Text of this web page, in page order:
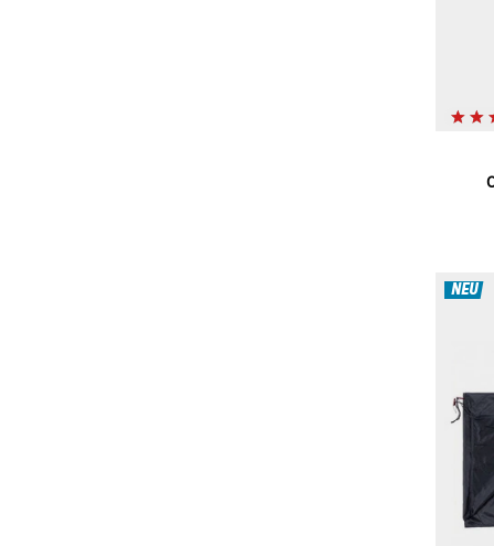
NEU